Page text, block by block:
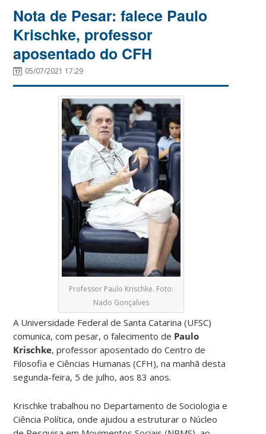
Nota de Pesar: falece Paulo
Krischke, professor
aposentado do CFH
05/07/2021 17:29
Professor Paulo Krischke. Foto:
Nado Gonçalves
A Universidade Federal de Santa Catarina (UFSC)
comunica, com pesar, o falecimento de Paulo
Krischke, professor aposentado do Centro de
Filosofia e Ciências Humanas (CFH), na manhã desta
segunda-feira, 5 de julho, aos 83 anos.
Krischke trabalhou no Departamento de Sociologia e
Ciência Política, onde ajudou a estruturar o Núcleo